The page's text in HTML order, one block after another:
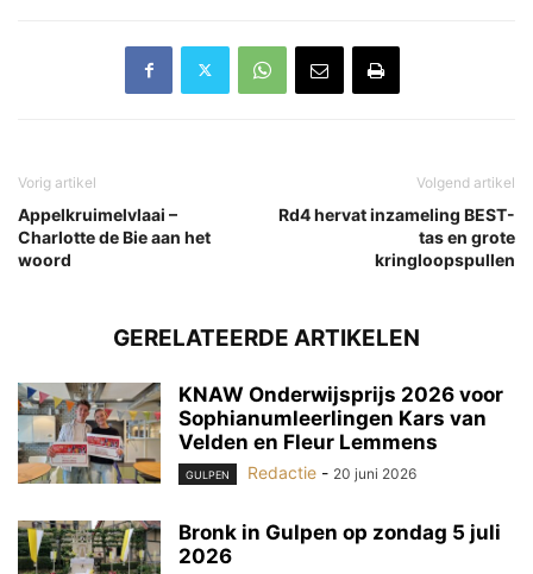
Vorig artikel
Appelkruimelvlaai –
Charlotte de Bie aan het
woord
Volgend artikel
Rd4 hervat inzameling BEST-
tas en grote
kringloopspullen
GERELATEERDE ARTIKELEN
KNAW Onderwijsprijs 2026 voor
Sophianumleerlingen Kars van
Velden en Fleur Lemmens
GULPEN Redactie - 20 juni 2026
Bronk in Gulpen op zondag 5 juli
2026